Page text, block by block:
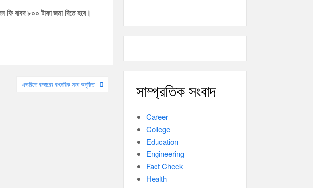
ফি বাবদ ৮০০ টাকা জমা দিতে হবে।
এভরিডে বাজারের বাৎসরিক সভা অনুষ্ঠিত সাম্প্রতিক সংবাদ
Career
College
Education
Engineering
Fact Check
Health